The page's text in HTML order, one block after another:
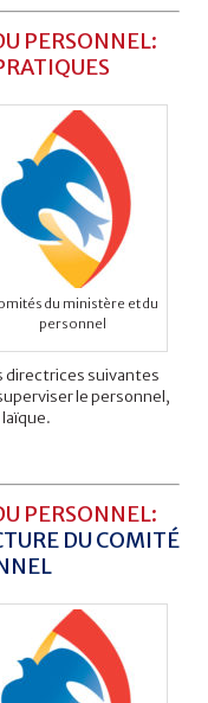
PERSONNEL:
du ministère et du
personnel
directrices suivantes
le personnel,
PERSONNEL:
DU COMITÉ